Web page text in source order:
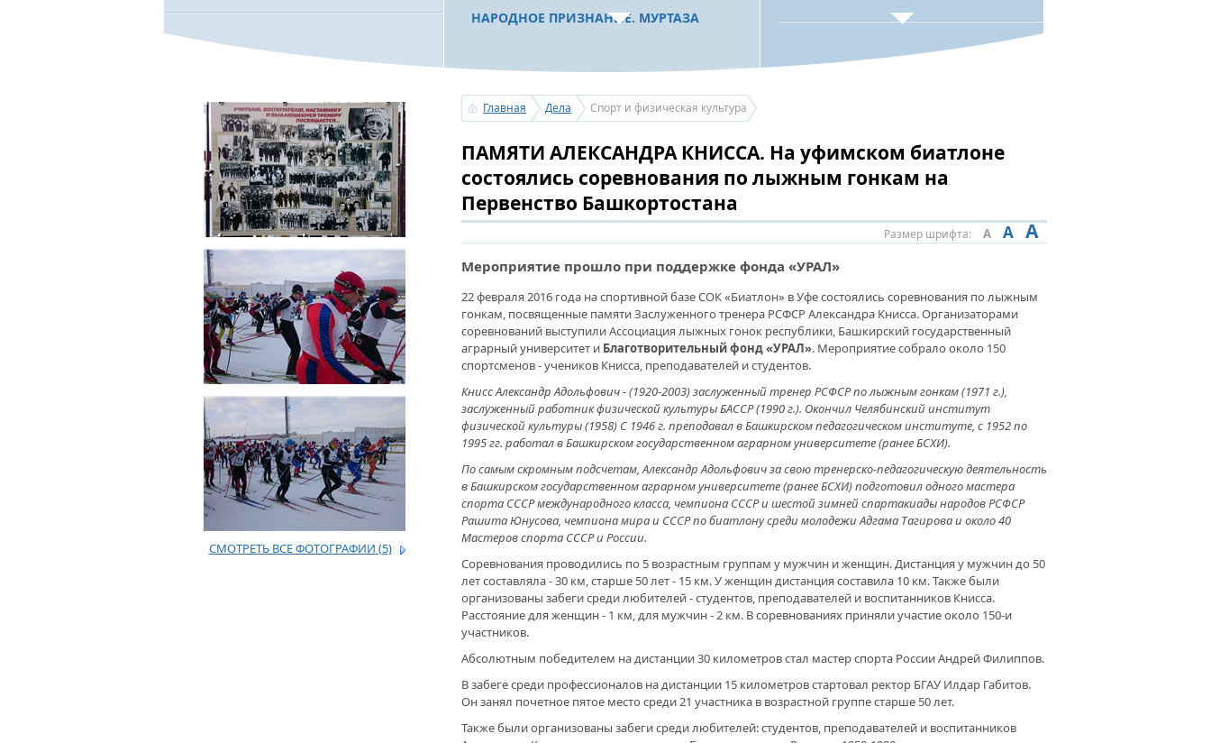
МУРТАЗЕ РАХИМОВЕ
НАРОДНОЕ ПРИЗНАНИЕ. МУРТАЗА
ПОЗДРАВЛЕНИЕ ПЕРВОГО ПРЕЗИДЕНТА
БАШКОРТОСТАНА, ПРЕДСЕДАТЕЛЯ
СОВЕТА БЛАГОТВОРИТЕЛЬНОГО ФОНДА
«УРАЛ» М.Г.РАХИМОВА
УСЕРГАН. ИЗДАН XХХV ТОМ «ИСТОРИИ
БАШКИРСКИХ РОДОВ»
ОГОНЬ - СУДЬЯ БЕСПЕЧНОСТИ ЛЮДЕЙ.
ПОЖАРОВ МЕНЬШЕ НЕ СТАНОВИТСЯ
ДРУЖБА НЕ СЛАБЕЕТ. СОСТОЯЛАСЬ
ВСТРЕЧА ДВУХ РУКОВОДИТЕЛЕЙ
В ДОМЕ СВОЕМ. ОБ УНИКАЛЬНОЙ
ЖИЛИЩНОЙ ПРОГРАММЕ
ВНОВЬ О КАРИМЕ ХАКИМОВЕ. ИМЯ
СОВЕТСКОГО ДИПЛОМАТА ОБЪЕДИНЯЕТ
ДВА ГОСУДАРСТВА
ДО ГЛУБИНЫ ДУШИ. ФИЛЬМЫ БУЛАТА
ЮСУПОВА ПОКАЗАЛИ В КАЗАХСТАНЕ
ЛЮБОЙ КОГДА-ТО ПОСТАРЕЕТ.
ИНТЕРВЬЮ С ГЛАВРЕДОМ ГАЗЕТЫ
«ВЕТЕРАН БАШКОРТОСТАНА»
МЕМОРИАЛ СОБРАЛ СОСЛУЖИВЦЕВ. УФА
ЭФФЕКТ ПОДДЕРЖКИ. СТУДЕНТ
ЧЕМПИОНАТ РЕСПУБЛИКИ ПО
БОРЬБЕ НА ПОЯСАХ
ЗАУРАЛЬСКИМ КИКБОКСЕРАМ.
ЗИЛАИРСКИЕ СПОРТСМЕНЫ
ПОЛУЧИЛИ ВОЗМОЖНОСТЬ
РАЗВИВАТЬ УГАСАЮЩИЙ В РАЙОНЕ
ВИД СПОРТА
КАЗАХСТАНЕ НАЧИНАЕТСЯ МАТЧ ЗА
ЗВАНИЕ ЧЕМПИОНА МИРА ПО
МЕЖДУНАРОДНЫМ ШАШКАМ
WOMEN’S WORLD TITLE MATCH 2015
ВПЕРВЫЕ В ИСТОРИИ РАЙОНА.
БИЖБУЛЯК СТАЛ МЕСТОМ
РЕСПУБЛИКИ БАШКОРТОСТАН
СПОРТИВНЫЙ ГОРОД АГИДЕЛЬ.
СМОТРЕТЬ ВСЕ ФОТОГРАФИИ (5)
Главная Дела Спорт и физическая культура
ПАМЯТИ АЛЕКСАНДРА КНИССА. На уфимском биатлоне
состоялись соревнования по лыжным гонкам на
Первенство Башкортостана
Размер шрифта: A A A
Мероприятие прошло при поддержке фонда «УРАЛ»
22 февраля 2016 года на спортивной базе СОК «Биатлон» в Уфе состоялись соревнования по лыжным
гонкам, посвященные памяти Заслуженного тренера РСФСР Александра Книсса. Организаторами
соревнований выступили Ассоциация лыжных гонок республики, Башкирский государственный
аграрный университет и Благотворительный фонд «УРАЛ». Мероприятие собрало около 150
спортсменов - учеников Книсса, преподавателей и студентов.
Книсс Александр Адольфович - (1920-2003) заслуженный тренер РСФСР по лыжным гонкам (1971 г.),
заслуженный работник физической культуры БАССР (1990 г.). Окончил Челябинский институт
физической культуры (1958) С 1946 г. преподавал в Башкирском педагогическом институте, с 1952 по
1995 гг. работал в Башкирском государственном аграрном университете (ранее БСХИ).
По самым скромным подсчетам, Александр Адольфович за свою тренерско-педагогическую деятельность
в Башкирском государственном аграрном университете (ранее БСХИ) подготовил одного мастера
спорта СССР международного класса, чемпиона СССР и шестой зимней спартакиады народов РСФСР
Рашита Юнусова, чемпиона мира и СССР по биатлону среди молодежи Адгама Тагирова и около 40
Мастеров спорта СССР и России.
Соревнования проводились по 5 возрастным группам у мужчин и женщин. Дистанция у мужчин до 50
лет составляла - 30 км, старше 50 лет - 15 км. У женщин дистанция составила 10 км. Также были
организованы забеги среди любителей - студентов, преподавателей и воспитанников Книсса.
Расстояние для женщин - 1 км, для мужчин - 2 км. В соревнованиях приняли участие около 150-и
участников.
Абсолютным победителем на дистанции 30 километров стал мастер спорта России Андрей Филиппов.
В забеге среди профессионалов на дистанции 15 километров стартовал ректор БГАУ Илдар Габитов.
Он занял почетное пятое место среди 21 участника в возрастной группе старше 50 лет.
Также были организованы забеги среди любителей: студентов, преподавателей и воспитанников